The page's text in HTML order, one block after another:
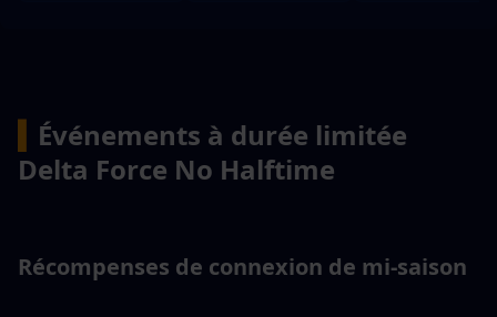
Événements à durée limitée
Delta Force No Halftime
Récompenses de connexion de mi-saison